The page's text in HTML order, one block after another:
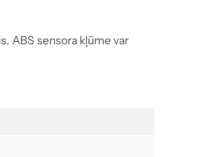
ABS sensora kļūme var